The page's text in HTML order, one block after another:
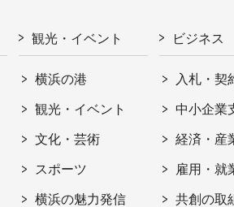
観光・イベント
横浜の港
観光・イベント
文化・芸術
スポーツ
横浜の魅力発信
ビジネス
入札・契
中小企業
経済・産
雇用・就
共創の取